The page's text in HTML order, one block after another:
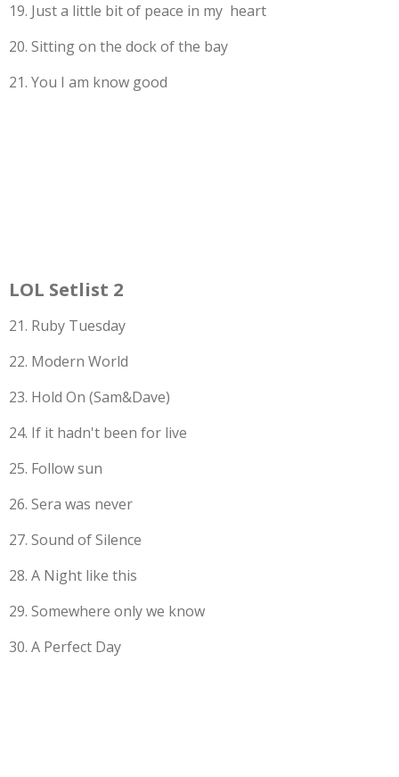
19. Just a little bit of peace in my heart
20. Sitting on the dock of the bay
21. You I am know good
LOL Setlist 2
21. Ruby Tuesday
22. Modern World
23. Hold On (Sam&Dave)
24. If it hadn't been for live
25. Follow sun
26. Sera was never
27. Sound of Silence
28. A Night like this
29. Somewhere only we know
30. A Perfect Day